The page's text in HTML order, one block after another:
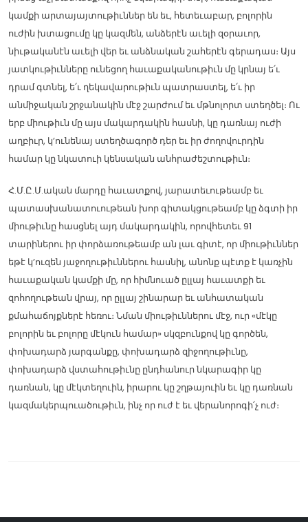
կամքի արտայայտութիւններ են եւ, հետեւաբար, բոլորին
ուժին խտացումը կը կազմեն, անձերէն աւելի զօրաւոր,
նիւթականէն աւելի վեր եւ անձնական շահերէն գերադաս։ Այս
յատկութիւնները ունեցող հաւաքականութիւն մը կրնայ ե՛ւ
դրամ գտնել, ե՛ւ ղեկավարութիւն պատրաստել, ե՛ւ իր
անմիջական շրջանակին մէջ շարժում եւ մթնոլորտ ստեղծել։ Ու
երբ միութիւն մը այս մակարդակին հասնի, կը դառնայ ուժի
աղբիւր, կ’ունենայ ստեղծագործ դեր եւ իր ժողովուրդին
համար կը նկատուի կենսական անհրաժեշտութիւն։
Հ.Մ.Ը.Մ.ական մարդը հաւատքով, յարատեւութեամբ եւ
պատասխանատուութեան խոր գիտակցութեամբ կը ձգտի իր
միութիւնը հասցնել այդ մակարդակին, որովհետեւ 91
տարիներու իր փորձառութեամբ ան լաւ գիտէ, որ միութիւններ
եթէ կ’ուզեն յաջողութիւններու հասնիլ, անոնք պէտք է կառչին
հաւաքական կամքի մը, որ հիմնուած ըլլայ հաւատքի եւ
զոհողութեան վրայ, որ ըլլայ շինարար եւ անհատական
քմահաճոյքներէ հեռու։ Նման միութիւններու մէջ, ուր «մէկը
բոլորին եւ բոլորը մէկուն համար» սկզբունքով կը գործեն,
փոխադարձ յարգանքը, փոխադարձ զիջողութիւնը,
փոխադարձ վստահութիւնը ընդհանուր նկարագիր կը
դառնան, կը մէկտեղուին, իրարու կը շղթայուին եւ կը դառնան
կազմակերպուածութիւն, ինչ որ ուժ է եւ վերանորոգի՛չ ուժ։